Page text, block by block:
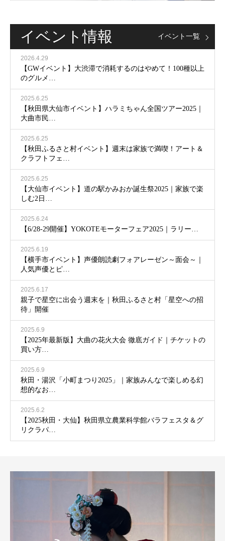
イベント情報
2026.4.29
【GWイベント】大渋滞で消耗するのはやめて！100種以上
のグルメ…
2025.6.25
【秋田県大仙市イベント】ハラミちゃん全国ツアー2025｜
大曲市民…
2025.6.25
【秋田ふるさと村イベント】週末は家族で満喫！アート＆
クラフトフェ…
2025.6.25
【大仙市イベント】道の駅かみおか誕生祭2025｜家族で楽
しむ2日…
2025.6.24
【6/28-29開催】YOKOTEモーターフェア2025｜ラリー…
2025.6.19
【横手市イベント】声優朗読劇フォアレーゼン～面会～｜
人気声優とピ…
2025.6.17
親子で星空に出会う週末を｜秋田ふるさと村「星空への招
待」開催
2025.6.9
【2025年最新版】大曲の花火大会 徹底ガイド｜チケットの
買い方…
2025.6.9
秋田・湯沢「小町まつり2025」｜家族みんなで楽しめる幻
想的なお…
2025.6.2
【2025秋田・大仙】秋田県立農業科学館バラフェスタ＆グ
リクラパ…
イベント一覧